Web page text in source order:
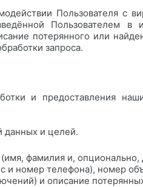
Пользователя с
Пользователем в
потерянного или
запроса.
и предоставления
данных и целей.
фамилия и,
и номер телефона), номер
и описание